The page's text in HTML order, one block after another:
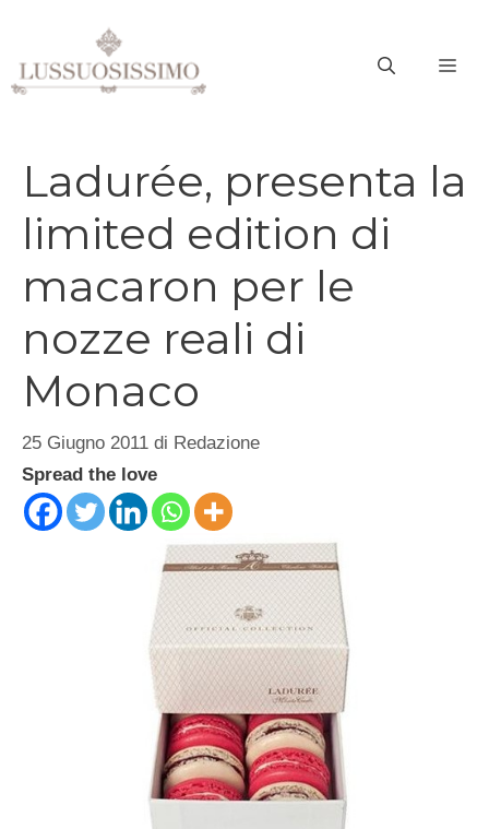
contenuto
Ladurée, presenta la
limited edition di
macaron per le
nozze reali di
Monaco
25 Giugno 2011 di Redazione
Spread the love